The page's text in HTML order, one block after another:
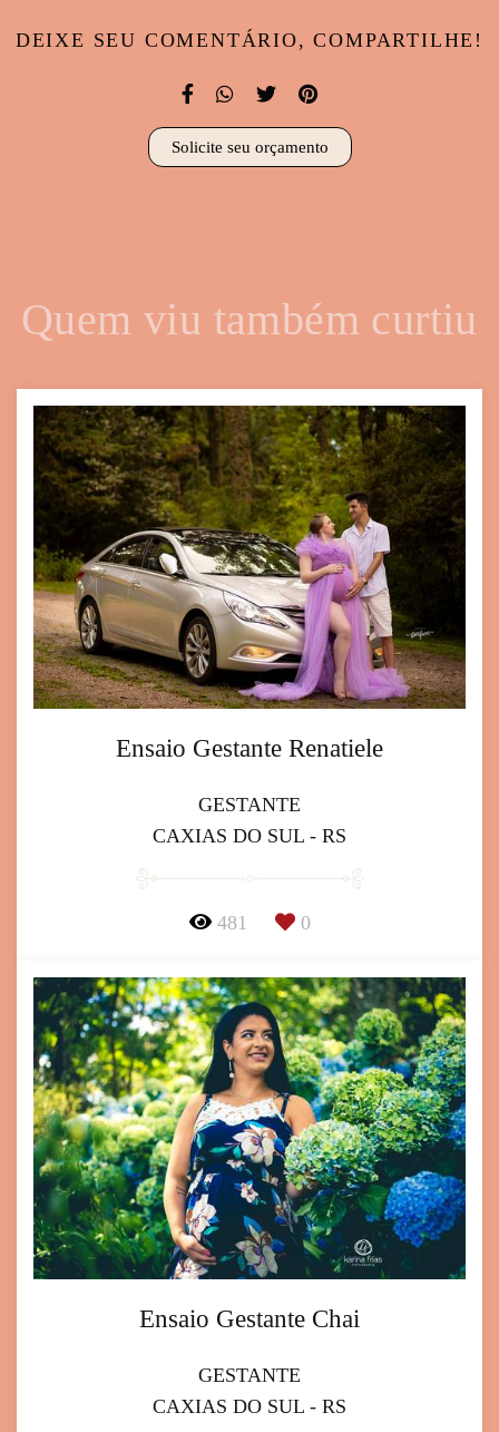
DEIXE SEU COMENTÁRIO, COMPARTILHE!
Solicite seu orçamento
Quem viu também curtiu
Ensaio Gestante Renatiele
GESTANTE
CAXIAS DO SUL - RS
481 0
Ensaio Gestante Chai
GESTANTE
CAXIAS DO SUL - RS